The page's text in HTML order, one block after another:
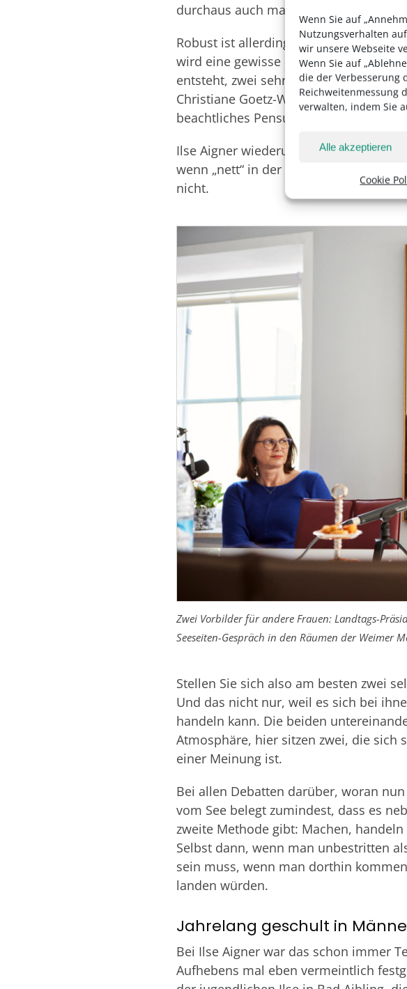
Wenn Sie auf
Nutzungsverhalten
wir unsere Webseite
Wenn Sie auf
die der Verbesserung
Reichweitenmessung
verwalten, indem Sie
Alle akzeptieren
Cookie
durchaus auch mal robuster auftreten.
Robust ist allerdings eine Kategorie,
wird eine gewisse Robustheit gerne
entsteht, zwei sehr robuste Frauen
Christiane Goetz-Weimer lacht
beachtliches Pensum).
Ilse Aigner wiederum ist einer der
wenn „nett“ in der Politik keine
nicht.
Zwei Vorbilder für andere Frauen: Landtags-
Seeseiten-Gespräch in den Räumen der Weimer
Stellen Sie sich also am besten zwei
Und das nicht nur, weil es sich bei
handeln kann. Die beiden
Atmosphäre, hier sitzen zwei, die sich
einer Meinung ist.
Bei allen Debatten darüber, woran
vom See belegt zumindest, dass es
zweite Methode gibt: Machen,
Selbst dann, wenn man unbestritten
sein muss, wenn man dorthin
landen würden.
Jahrelang geschult in
Bei Ilse Aigner war das schon immer
Aufhebens mal eben vermeintlich